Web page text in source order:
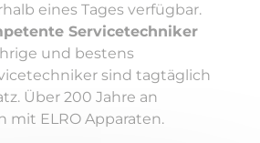
eines Tages verfügbar.
Servicetechniker
und bestens
sind tagtäglich
Über 200 Jahre an
mit ELRO Apparaten.